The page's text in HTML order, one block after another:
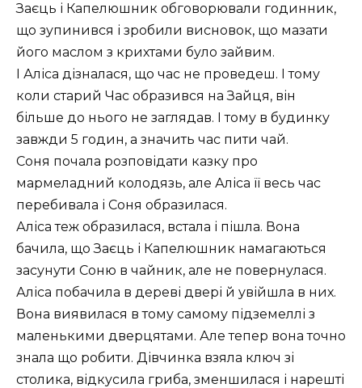
Заєць і Капелюшник обговорювали годинник,
що зупинився і зробили висновок, що мазати
його маслом з крихтами було зайвим.
І Аліса дізналася, що час не проведеш. І тому
коли старий Час образився на Зайця, він
більше до нього не заглядав. І тому в будинку
завжди 5 годин, а значить час пити чай.
Соня почала розповідати казку про
мармеладний колодязь, але Аліса її весь час
перебивала і Соня образилася.
Аліса теж образилася, встала і пішла. Вона
бачила, що Заєць і Капелюшник намагаються
засунути Соню в чайник, але не повернулася.
Аліса побачила в дереві двері й увійшла в них.
Вона виявилася в тому самому підземеллі з
маленькими дверцятами. Але тепер вона точно
знала що робити. Дівчинка взяла ключ зі
столика, відкусила гриба, зменшилася і нарешті